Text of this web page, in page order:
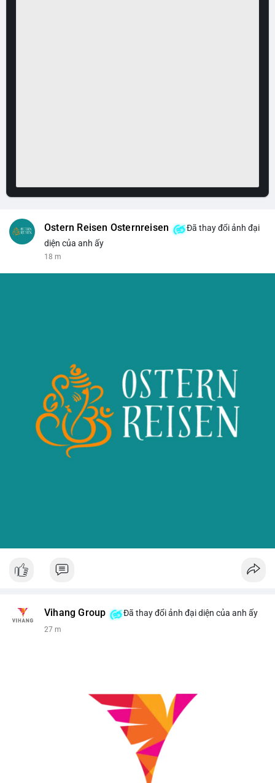
Ostern Reisen Osternreisen
Đã thay đổi ảnh đại
diện của anh ấy
18 m
Vihang Group Đã thay đổi ảnh đại diện của anh ấy
27 m